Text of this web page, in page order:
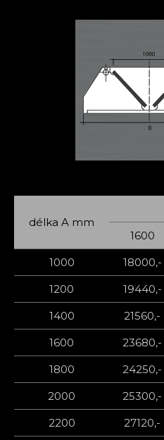
délka A mm
1600
1000
18000,-
1200
19440,-
1400
21560,-
1600
23680,-
1800
24250,-
2000
25300,-
2200
27120,-